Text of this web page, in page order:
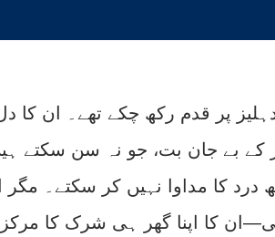
پر قدم رکھ چکے تھے۔ ان کا
کے بے جان بت، جو نہ سن سکتے
درد کا مداوا نہیں کر سکتے۔
کا اپنا گھر ہی شرک کا مرکز